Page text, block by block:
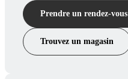
Prendre un rendez-vous
Trouvez un magasin